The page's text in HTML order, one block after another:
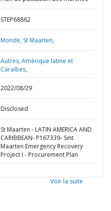
STEP68862
Monde, St Maarten,
Autres,Amérique latine et
Caraïbes,
2022/08/29
Disclosed
St Maarten - LATIN AMERICA AND
CARIBBEAN- P167339- Sint
Maarten Emergency Recovery
Project I - Procurement Plan
Voir la suite